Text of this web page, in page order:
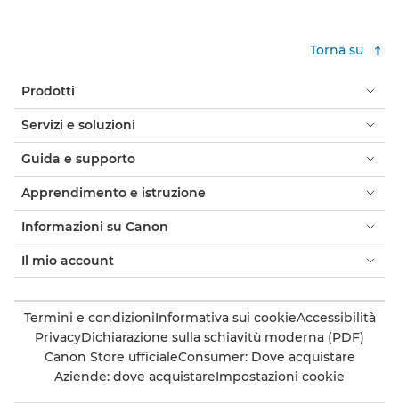
Torna su
Prodotti
Servizi e soluzioni
Guida e supporto
Apprendimento e istruzione
Informazioni su Canon
Il mio account
Termini e condizioniInformativa sui cookieAccessibilità
PrivacyDichiarazione sulla schiavitù moderna (PDF)
Canon Store ufficialeConsumer: Dove acquistare
Aziende: dove acquistareImpostazioni cookie